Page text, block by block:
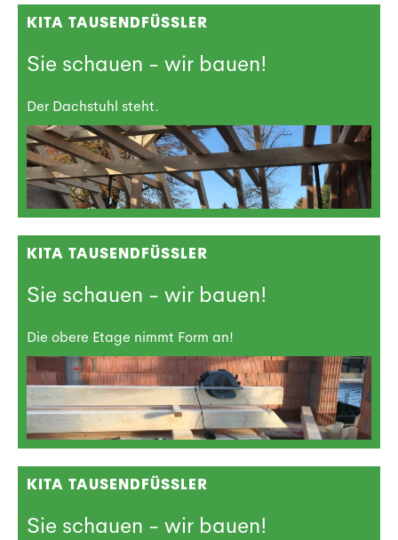
KITA TAUSENDFÜSSLER
Sie schauen - wir bauen!
Der Dachstuhl steht.
KITA TAUSENDFÜSSLER
Sie schauen - wir bauen!
Die obere Etage nimmt Form an!
KITA TAUSENDFÜSSLER
Sie schauen - wir bauen!